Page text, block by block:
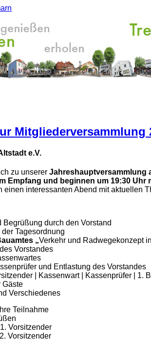
Mitgliederversammlung
e.V.
zu unserer Jahreshauptversammlung
Empfang und beginnen um 19:30 Uhr
einen interessanten Abend mit aktuellen
durch den Vorstand
Tagesordnung
„Verkehr und Radwegekonzept
Vorstandes
und Entlastung des Vorstandes
| Kassenwart | Kassenprüfer | 1.
Verschiedenes
Teilnahme
1. Vorsitzender
Vorsitzender